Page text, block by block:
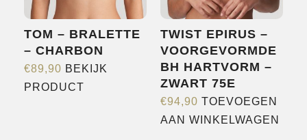
TOM – BRALETTE
– CHARBON
€89,90 BEKIJK
PRODUCT
TWIST EPIRUS –
VOORGEVORMDE
BH HARTVORM –
ZWART 75E
€94,90 TOEVOEGEN
AAN WINKELWAGEN